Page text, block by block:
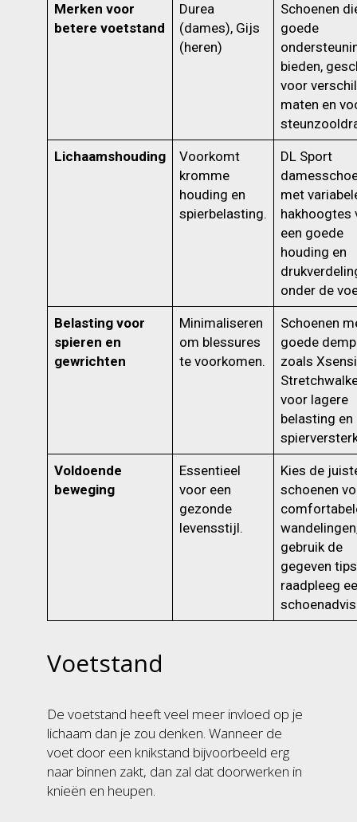
Merken voor
betere voetstand
Durea
(dames), Gijs
(heren)
Schoenen
goede
bieden,
voor
maten en
Lichaamshouding
Voorkomt
kromme
houding en
spierbelasting.
DL Sport
met
hakhoogtes
een goede
houding en
onder de
Belasting voor
spieren en
gewrichten
Minimaliseren
om blessures
te voorkomen.
Schoenen
goede
zoals
voor lagere
belasting en
Voldoende
beweging
Essentieel
voor een
gezonde
levensstijl.
Kies de
schoenen
gebruik de
gegeven
raadpleeg
Voetstand
De voetstand heeft veel meer invloed op je
lichaam dan je zou denken. Wanneer de
voet door een knikstand bijvoorbeeld erg
naar binnen zakt, dan zal dat doorwerken in
knieën en heupen.